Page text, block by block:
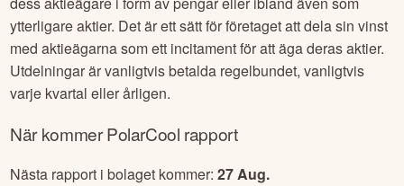
ytterligare aktier. Det är ett sätt för företaget att dela sin vinst
med aktieägarna som ett incitament för att äga deras aktier.
Utdelningar är vanligtvis betalda regelbundet, vanligtvis
varje kvartal eller årligen.
När kommerPolarCool rapport
Nästa rapport i bolaget kommer:27 Aug.